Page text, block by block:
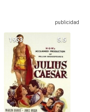
5.5
1953